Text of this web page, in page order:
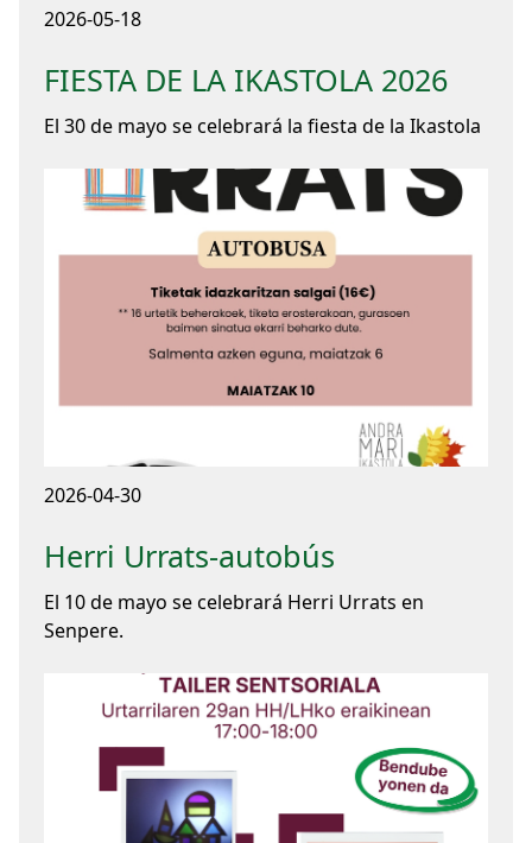
2026-05-18
FIESTA DE LA IKASTOLA 2026
El 30 de mayo se celebrará la fiesta de la Ikastola
2026-04-30
Herri Urrats-autobús
El 10 de mayo se celebrará Herri Urrats en
Senpere.